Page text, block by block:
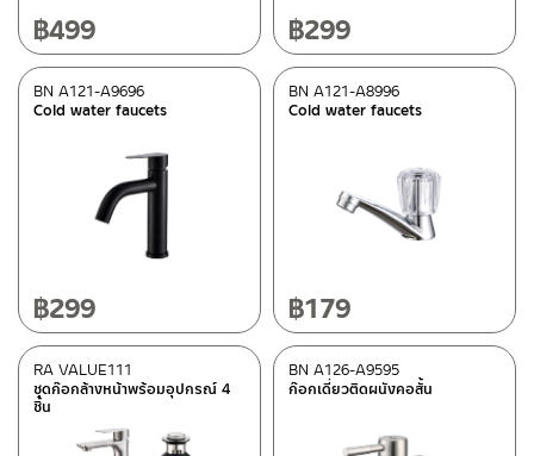
฿499 ฿299
Cold water faucets
BN A121-A9696
฿299
Cold water faucets
BN A121-A8996
฿179
ชุดก๊อกล้างหน้าพร้อมอุปกรณ์ 4
ชิ้น
RA VALUE111
ก๊อกเดี่ยวติดผนังคอสั้น
BN A126-A9595